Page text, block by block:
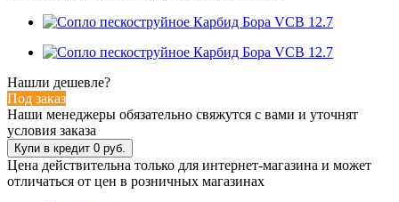
Нашли дешевле?
Под заказ
Наши менеджеры обязательно свяжутся с вами и уточнят
условия заказа
Цена действительна только для интернет-магазина и может
отличаться от цен в розничных магазинах